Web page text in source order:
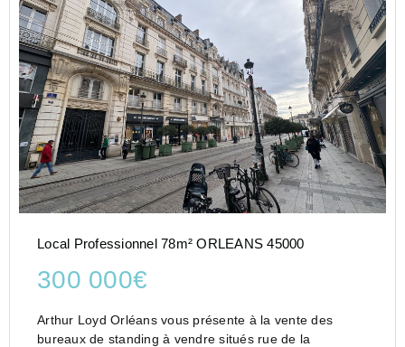
Local Professionnel 78m² ORLEANS 45000
300 000€
Arthur Loyd Orléans vous présente à la vente des
bureaux de standing à vendre situés rue de la